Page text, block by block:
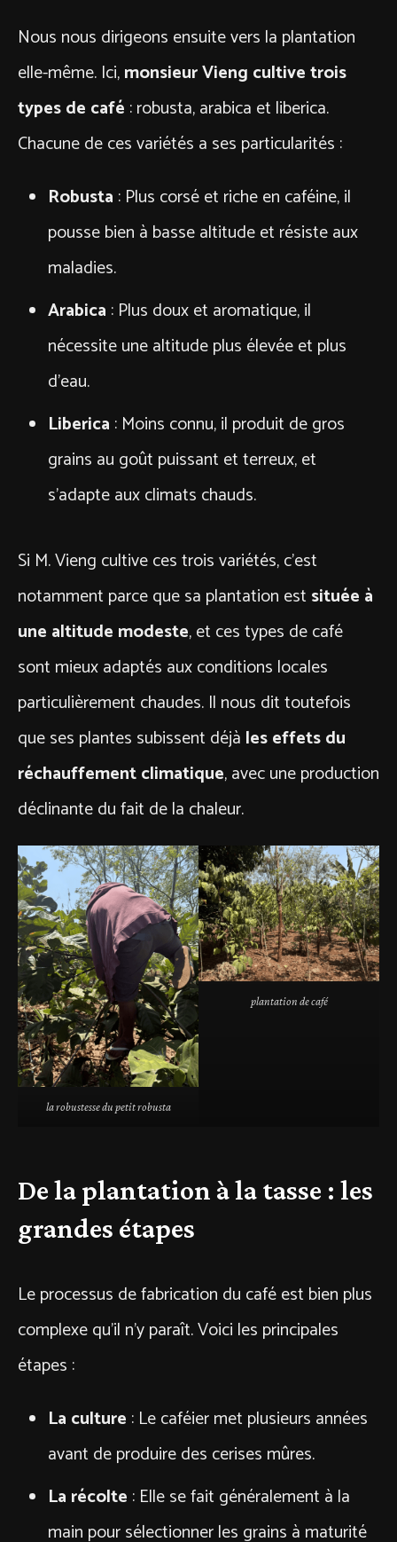
Nous nous dirigeons ensuite vers la plantation
elle-même. Ici,monsieur Vieng cultive trois
types de café : robusta, arabica et liberica.
Chacune de ces variétés a ses particularités :
Robusta : Plus corsé et riche en caféine, il
pousse bien à basse altitude et résiste aux
maladies.
Arabica : Plus doux et aromatique, il
nécessite une altitude plus élevée et plus
d’eau.
Liberica : Moins connu, il produit de gros
grains au goût puissant et terreux, et
s’adapte aux climats chauds.
Si M. Vieng cultive ces trois variétés, c’est
notamment parce que sa plantation est située à
une altitude modeste, et ces types de café
sont mieux adaptés aux conditions locales
particulièrement chaudes. Il nous dit toutefois
que ses plantes subissent déjà les effets du
réchauffement climatique, avec une production
déclinante du fait de la chaleur.
la robustesse du petit robusta
plantation de café
De la plantation à la tasse : les
grandes étapes
Le processus de fabrication du café est bien plus
complexe qu’il n’y paraît. Voici les principales
étapes :
La culture : Le caféier met plusieurs années
avant de produire des cerises mûres.
La récolte : Elle se fait généralement à la
main pour sélectionner les grains à maturité